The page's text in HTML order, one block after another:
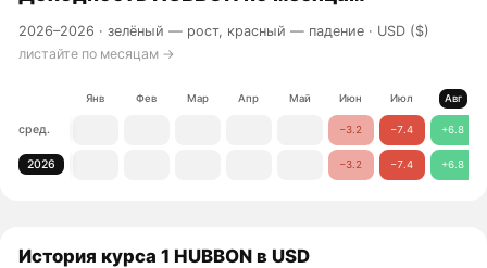
2026–2026 ·зелёный — рост, красный — падение · USD ($)
листайте по месяцам →
Янв Фев Мар Апр Май Июн Июл Авг
сред. −3.2 −7.4 +6.8
2026 −3.2 −7.4 +6.8
История курса 1 HUBBON в USD